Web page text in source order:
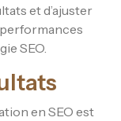
et d’ajuster
SEO.
en SEO est